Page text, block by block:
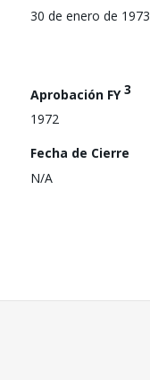
30 de enero de 1973
Aprobación FY3
1972
Fecha de Cierre
N/A